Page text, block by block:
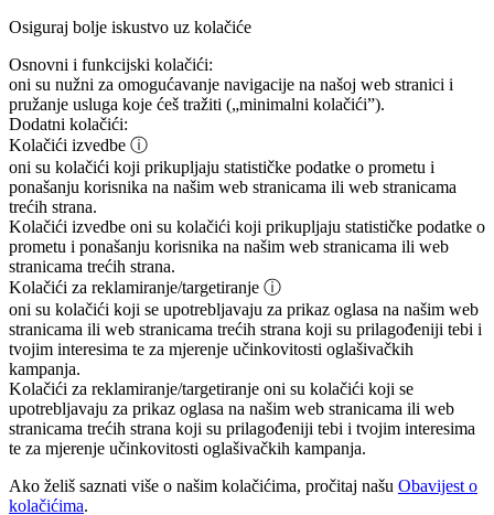
Osiguraj bolje iskustvo uz kolačiće
Osnovni i funkcijski kolačići:
oni su nužni za omogućavanje navigacije na našoj web stranici i
pružanje usluga koje ćeš tražiti („minimalni kolačići”).
Dodatni kolačići:
Kolačići izvedbe ⓘ
oni su kolačići koji prikupljaju statističke podatke o prometu i
ponašanju korisnika na našim web stranicama ili web stranicama
trećih strana.
Kolačići izvedbe oni su kolačići koji prikupljaju statističke podatke o
prometu i ponašanju korisnika na našim web stranicama ili web
stranicama trećih strana.
Kolačići za reklamiranje/targetiranje ⓘ
oni su kolačići koji se upotrebljavaju za prikaz oglasa na našim web
stranicama ili web stranicama trećih strana koji su prilagođeniji tebi i
tvojim interesima te za mjerenje učinkovitosti oglašivačkih
kampanja.
Kolačići za reklamiranje/targetiranje oni su kolačići koji se
upotrebljavaju za prikaz oglasa na našim web stranicama ili web
stranicama trećih strana koji su prilagođeniji tebi i tvojim interesima
te za mjerenje učinkovitosti oglašivačkih kampanja.
Ako želiš saznati više o našim kolačićima, pročitaj našu Obavijest o
kolačićima.